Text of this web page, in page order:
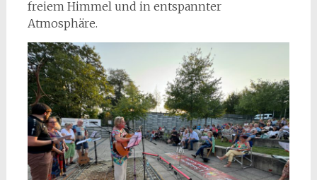
freiem Himmel und in entspannter
Atmosphäre.